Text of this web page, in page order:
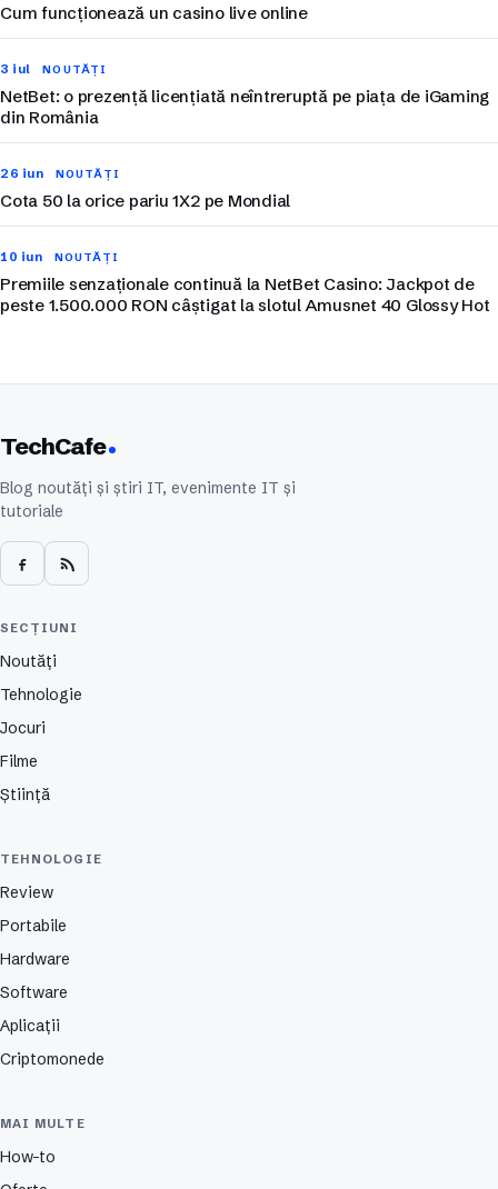
Cum funcționează un casino live online
3 iul NOUTĂȚI
NetBet: o prezență licențiată neîntreruptă pe piața de iGaming
din România
26 iun NOUTĂȚI
Cota 50 la orice pariu 1X2 pe Mondial
10 iun NOUTĂȚI
Premiile senzaționale continuă la NetBet Casino: Jackpot de
peste 1.500.000 RON câștigat la slotul Amusnet 40 Glossy Hot
TechCafe
Blog noutăți și știri IT, evenimente IT și
tutoriale
SECȚIUNI
Noutăți
Tehnologie
Jocuri
Filme
Știință
TEHNOLOGIE
Review
Portabile
Hardware
Software
Aplicații
Criptomonede
MAI MULTE
How-to